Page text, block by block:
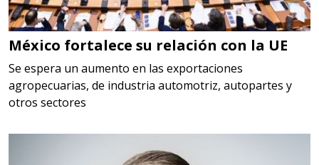
Especificaciones:
cualquiera
Aplicar al Requerimiento
Empresa en Querétaro
Requiere:
HERRAMIENTAS DE CORTE
México fortalece su relación con la UE
Se espera un aumento en las exportaciones
agropecuarias, de industria automotriz, autopartes y
otros sectores